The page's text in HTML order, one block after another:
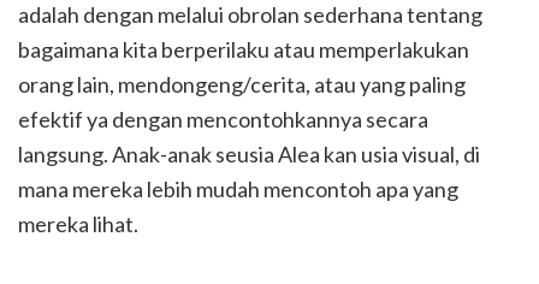
adalah dengan melalui obrolan sederhana tentang
bagaimana kita berperilaku atau memperlakukan
orang lain, mendongeng/cerita, atau yang paling
efektif ya dengan mencontohkannya secara
langsung. Anak-anak seusia Alea kan usia visual, di
mana mereka lebih mudah mencontoh apa yang
mereka lihat.